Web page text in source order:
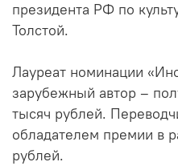
президента РФ по
Толстой.
Лауреат номинации
зарубежный автор –
тысяч рублей.
обладателем премии в
рублей.